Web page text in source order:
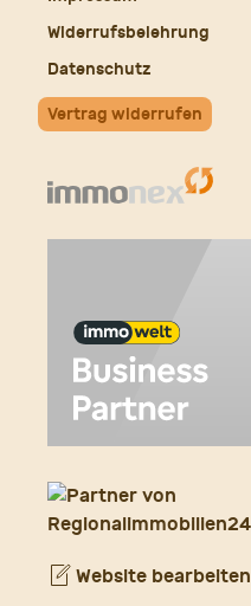
Widerrufsbelehrung
Datenschutz
Vertrag widerrufen
Website bearbeiten